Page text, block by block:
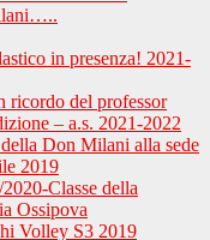
in presenza! 2021-
ricordo del professor
– a.s. 2021-2022
Don Milani alla sede
2019
Classe della
Ossipova
Volley S3 2019